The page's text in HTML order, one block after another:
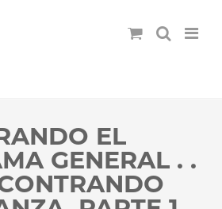
EL
GENERAL . .